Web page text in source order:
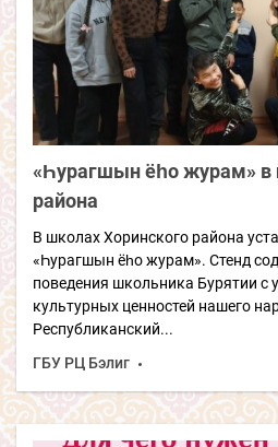
«Һурагшын ёһо журам» в
района
В школах Хоринского района
«Һурагшын ёһо журам». Стенд
поведения школьника Бурятии с
культурных ценностей нашего
Республиканский...
ГБУ РЦ Бэлиг